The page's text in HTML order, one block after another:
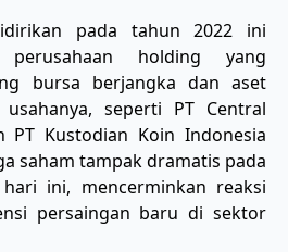
pada tahun 2022 ini
holding yang
bursa berjangka dan aset
seperti PT Central
PT Kustodian Koin Indonesia
saham tampak dramatis pada
ini, mencerminkan reaksi
persaingan baru di sektor